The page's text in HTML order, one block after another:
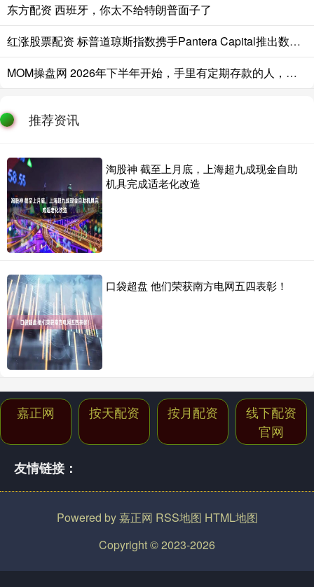
东方配资 西班牙，你太不给特朗普面子了
红涨股票配资 标普道琼斯指数携手Pantera Capital推出数字资产新指数
MOM操盘网 2026年下半年开始，手里有定期存款的人，应该早点做好两手准备
推荐资讯
淘股神 截至上月底，上海超九成现金自助
机具完成适老化改造
口袋超盘 他们荣获南方电网五四表彰！
嘉正网 按天配资 按月配资
线下配资
官网
友情链接：
Powered by嘉正网 RSS地图 HTML地图
Copyright© 2023-2026